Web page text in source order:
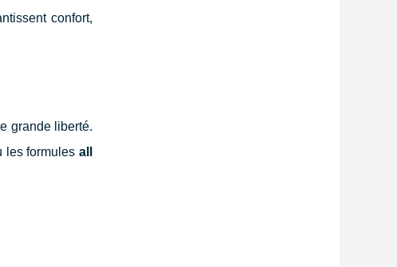
confort,
grande liberté.
les formules all